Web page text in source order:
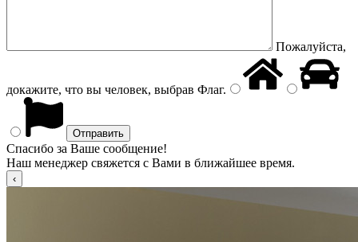
Пожалуйста,
докажите, что вы человек, выбрав Флаг.
Спасибо за Ваше сообщение!
Наш менеджер свяжется с Вами в ближайшее время.